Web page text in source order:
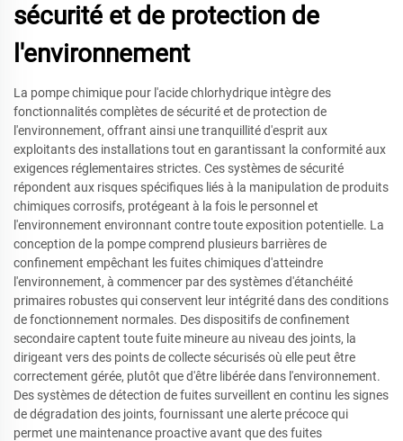
sécurité et de protection de
l'environnement
La pompe chimique pour l'acide chlorhydrique intègre des
fonctionnalités complètes de sécurité et de protection de
l'environnement, offrant ainsi une tranquillité d'esprit aux
exploitants des installations tout en garantissant la conformité aux
exigences réglementaires strictes. Ces systèmes de sécurité
répondent aux risques spécifiques liés à la manipulation de produits
chimiques corrosifs, protégeant à la fois le personnel et
l'environnement environnant contre toute exposition potentielle. La
conception de la pompe comprend plusieurs barrières de
confinement empêchant les fuites chimiques d'atteindre
l'environnement, à commencer par des systèmes d'étanchéité
primaires robustes qui conservent leur intégrité dans des conditions
de fonctionnement normales. Des dispositifs de confinement
secondaire captent toute fuite mineure au niveau des joints, la
dirigeant vers des points de collecte sécurisés où elle peut être
correctement gérée, plutôt que d'être libérée dans l'environnement.
Des systèmes de détection de fuites surveillent en continu les signes
de dégradation des joints, fournissant une alerte précoce qui
permet une maintenance proactive avant que des fuites